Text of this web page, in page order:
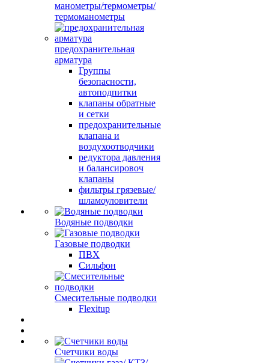
манометры/термометры/
термоманометры
предохранительная
арматура
Группы
безопасности,
автоподпитки
клапаны обратные
и сетки
предохранительные
клапана и
воздухоотводчики
редуктора давления
и балансировоч
клапаны
фильтры грязевые/
шламоуловители
Водяные подводки
Газовые подводки
ПВХ
Сильфон
Смесительные подводки
Flexitup
Счетчики воды